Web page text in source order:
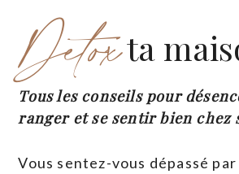
Détoxta
Tous les conseils pour
ranger et se sentir bien chez
Vous sentez-vous dépassé